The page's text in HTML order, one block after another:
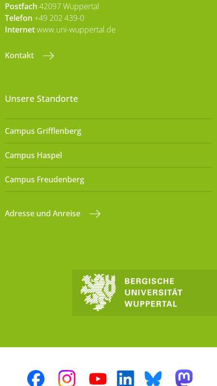
Postfach 42097 Wuppertal
Telefon +49 202 439-0
Internetwww.uni-wuppertal.de
Kontakt
Unsere Standorte
Campus Grifflenberg
Campus Haspel
Campus Freudenberg
Adresse und Anreise